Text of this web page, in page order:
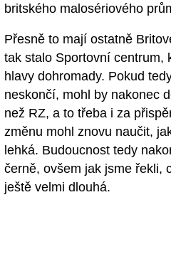
britského malosériového
Přesně to mají ostatně
tak stalo Sportovní centrum,
hlavy dohromady. Pokud
neskončí, mohl by nakonec
než RZ, a to třeba i za
změnu mohl znovu naučit,
lehká. Budoucnost tedy
černě, ovšem jak jsme řekli,
ještě velmi dlouhá.